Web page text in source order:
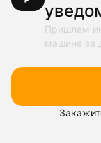
Пришлем
машине за